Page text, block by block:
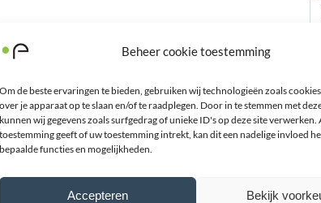
Beheer cookie toestemming
Om de beste ervaringen te bieden, gebruiken wij technologieën zoals
over je apparaat op te slaan en/of te raadplegen. Door in te stemmen met
kunnen wij gegevens zoals surfgedrag of unieke ID's op deze site verwerken.
toestemming geeft of uw toestemming intrekt, kan dit een nadelige invloed
bepaalde functies en mogelijkheden.
Accepteren Bekijk
worden in twee maten gevoerd. Maat 1 is van schoenmaat
u zelf deze hielspoor zolen op maat knippen en in uw
maat knippen van de hielspoorzooltjes of gebruik het